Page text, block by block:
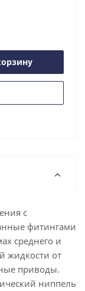
с
фитингами
среднего и
жидкости от
приводы.
ниппель